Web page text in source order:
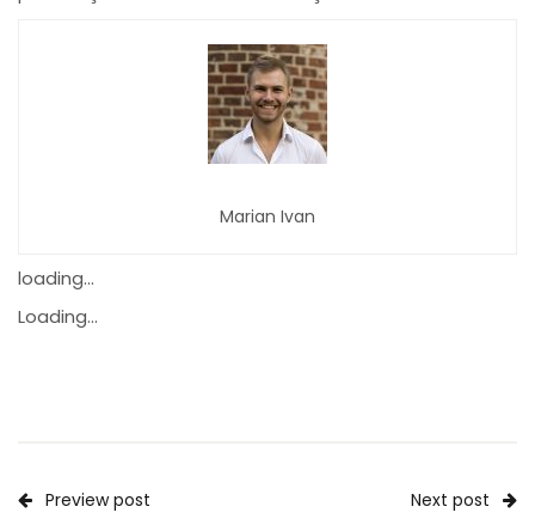
Marian Ivan
loading...
Loading...
Preview post
Next post